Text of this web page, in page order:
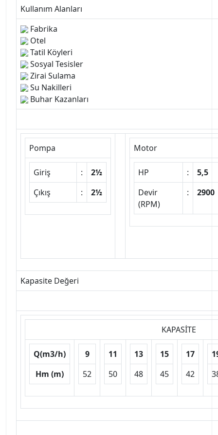
Kullanım Alanları
Fabrika
Otel
Tatil Köyleri
Sosyal Tesisler
Zirai Sulama
Su Nakilleri
Buhar Kazanları
Pompa
Giriş :
2½
Çıkış
: 2½
Motor
HP :
5,5
Devir
(RPM)
: 2900
Kapasite Değeri
KAPASİTE
Q(m3/h)
Hm (m)
9
52
11
50
13
48
15
45
17
42